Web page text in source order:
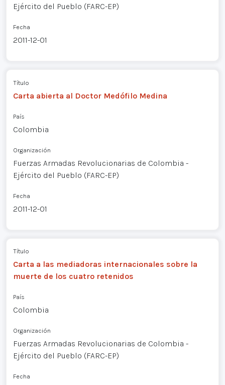
Ejército del Pueblo (FARC-EP)
Fecha
2011-12-01
Título
Carta abierta al Doctor Medófilo Medina
País
Colombia
Organización
Fuerzas Armadas Revolucionarias de Colombia -
Ejército del Pueblo (FARC-EP)
Fecha
2011-12-01
Título
Carta a las mediadoras internacionales sobre la
muerte de los cuatro retenidos
País
Colombia
Organización
Fuerzas Armadas Revolucionarias de Colombia -
Ejército del Pueblo (FARC-EP)
Fecha